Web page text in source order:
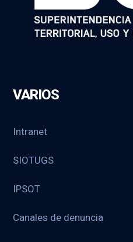
VARIOS
Intranet
SIOTUGS
IPSOT
Canales de denuncia